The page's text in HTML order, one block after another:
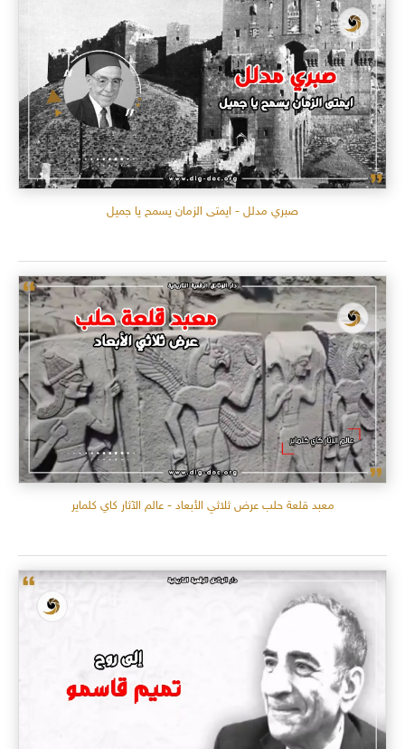
صبري مدلل - ايمتى الزمان يسمح يا جميل
معبد قلعة حلب عرض ثلاثي الأبعاد - عالم الآثار كاي كلماير